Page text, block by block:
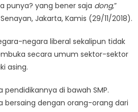
punya? yang bener saja dong,”
Jakarta, Kamis (29/11/2018).
negara liberal sekalipun tidak
secara umum sektor-sektor
asing.
pendidikannya di bawah SMP.
bersaing dengan orang-orang dari